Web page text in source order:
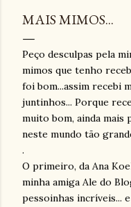
MAIS MIMOS...
Peço desculpas pela
mimos que tenho
foi bom...assim recebi
juntinhos... Porque
muito bom, ainda mais
neste mundo tão
.
O primeiro, da Ana
minha amiga Ale do
pessoinhas incríveis...